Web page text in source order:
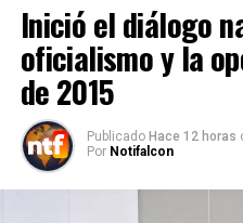
Inició el diálogo
oficialismo y la
de 2015
Publicado Hace 12 horas
Por Notifalcon